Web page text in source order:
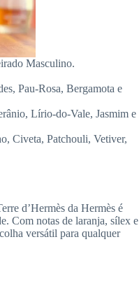
Masculino.
Pau-Rosa, Bergamota e
Lírio-do-Vale, Jasmim e
Civeta, Patchouli, Vetiver,
d’Hermès da Hermès é
Com notas de laranja, sílex e
versátil para qualquer